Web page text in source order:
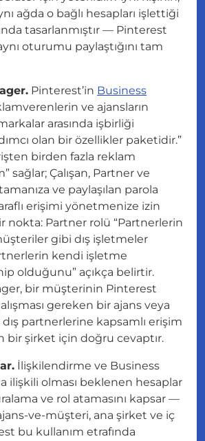
ağda o bağlı hesapları işlettiği
tasarlanmıştır — Pinterest
oturumu paylaştığını tam
Pinterest’in Business
ve ajansların
arasında işbirliği
olan bir özellikler paketidir.”
birden fazla reklam
” sağlar; Çalışan, Partner ve
ve paylaşılan parola
erişimi yönetmenize izin
nokta: Partner rolü “Partnerlerin
gibi dış işletmeler
kendi işletme
olduğunu” açıkça belirtir.
bir müşterinin Pinterest
gereken bir ajans veya
partnerlerine kapsamlı erişim
bir şirket için doğru cevaptır.
İlişkilendirme ve Business
ilişkili olması beklenen hesaplar
ve rol atamasını kapsar —
ve-müşteri, ana şirket ve iç
bu kullanım etrafında